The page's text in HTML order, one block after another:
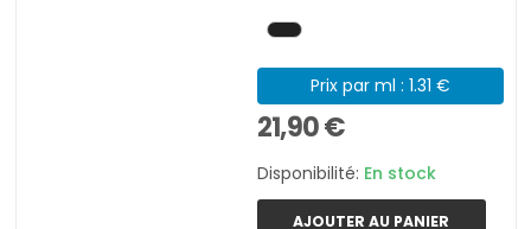
Prix par ml : 1.31 €
21,90 €
Disponibilité: En stock
AJOUTER AU PANIER